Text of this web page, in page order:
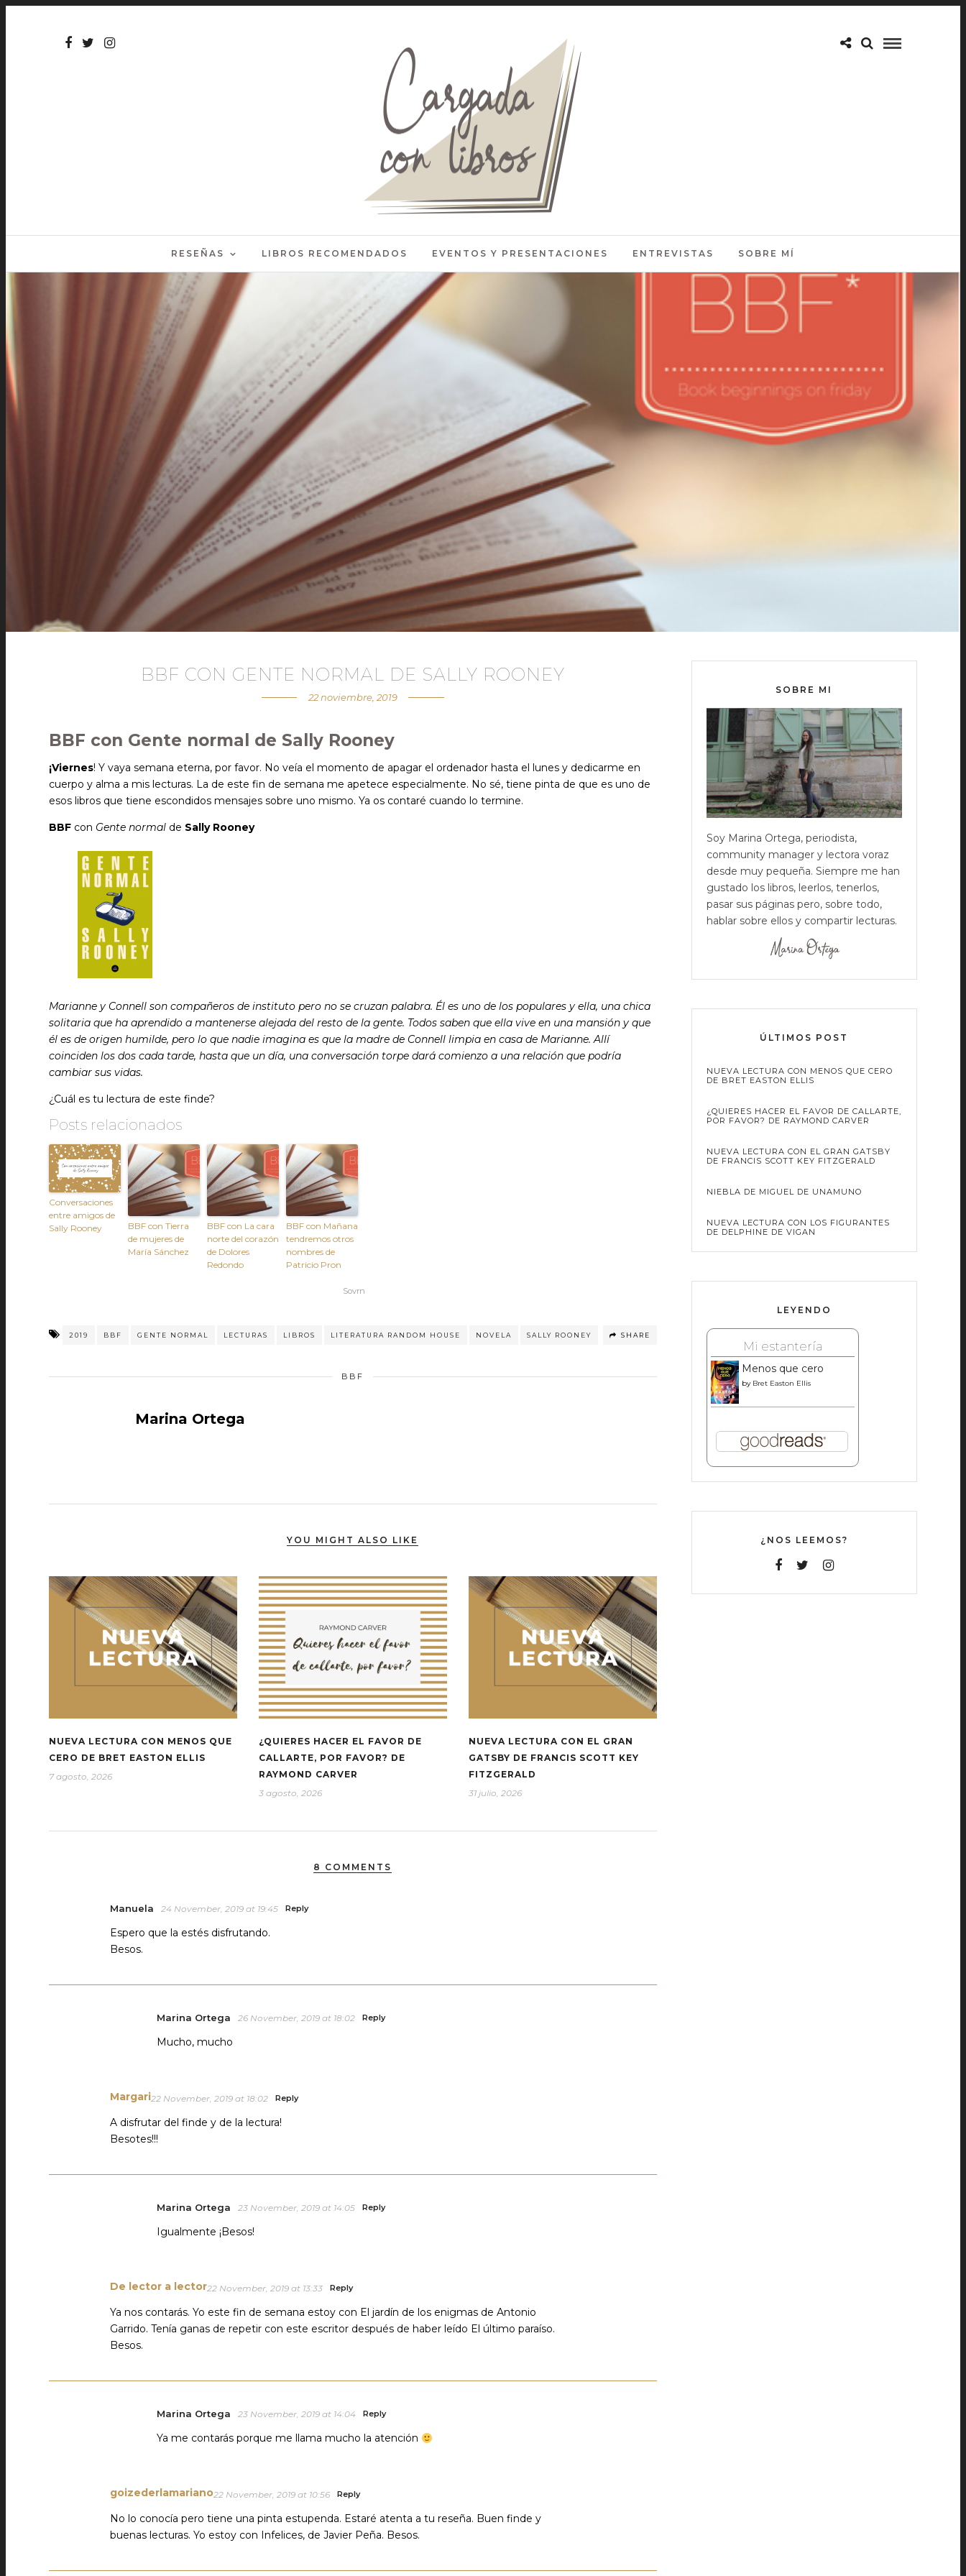
RESEÑAS LIBROS RECOMENDADOS EVENTOS Y PRESENTACIONES ENTREVISTAS SOBRE MÍ
BBF CON GENTE NORMAL DE SALLY ROONEY
22 noviembre, 2019
BBF con Gente normal de Sally Rooney
¡Viernes! Y vaya semana eterna, por favor. No veía el momento de apagar el ordenador hasta el lunes y dedicarme en
cuerpo y alma a mis lecturas. La de este fin de semana me apetece especialmente. No sé, tiene pinta de que es uno de
esos libros que tiene escondidos mensajes sobre uno mismo. Ya os contaré cuando lo termine.
BBF con Gente normal de Sally Rooney
Marianne y Connell son compañeros de instituto pero no se cruzan palabra. Él es uno de los populares y ella, una chica
solitaria que ha aprendido a mantenerse alejada del resto de la gente. Todos saben que ella vive en una mansión y que
él es de origen humilde, pero lo que nadie imagina es que la madre de Connell limpia en casa de Marianne. Allí
coinciden los dos cada tarde, hasta que un día, una conversación torpe dará comienzo a una relación que podría
cambiar sus vidas.
¿Cuál es tu lectura de este finde?
Posts relacionados
Conversaciones
entre amigos de
Sally Rooney
BBF con Tierra
de mujeres de
María Sánchez
BBF con La cara
norte del corazón
de Dolores
Redondo
BBF con Mañana
tendremos otros
nombres de
Patricio Pron
Sovrn
2019 BBF GENTE NORMAL LECTURAS LIBROS LITERATURA RANDOM HOUSE NOVELA SALLY ROONEY SHARE
BBF
Marina Ortega
YOU MIGHT ALSO LIKE
NUEVA LECTURA CON MENOS QUE
CERO DE BRET EASTON ELLIS
7 agosto, 2026
¿QUIERES HACER EL FAVOR DE
CALLARTE, POR FAVOR? DE
RAYMOND CARVER
3 agosto, 2026
NUEVA LECTURA CON EL GRAN
GATSBY DE FRANCIS SCOTT KEY
FITZGERALD
31 julio, 2026
8 COMMENTS
Manuela 24 November, 2019 at 19:45 Reply
Espero que la estés disfrutando.
Besos.
Marina Ortega 26 November, 2019 at 18:02 Reply
Mucho, mucho
Margari22 November, 2019 at 18:02 Reply
A disfrutar del finde y de la lectura!
Besotes!!!
Marina Ortega 23 November, 2019 at 14:05 Reply
Igualmente ¡Besos!
De lector a lector22 November, 2019 at 13:33 Reply
Ya nos contarás. Yo este fin de semana estoy con El jardín de los enigmas de Antonio
Garrido. Tenía ganas de repetir con este escritor después de haber leído El último paraíso.
Besos.
Marina Ortega 23 November, 2019 at 14:04 Reply
Ya me contarás porque me llama mucho la atención
goizederlamariano22 November, 2019 at 10:56 Reply
No lo conocía pero tiene una pinta estupenda. Estaré atenta a tu reseña. Buen finde y
buenas lecturas. Yo estoy con Infelices, de Javier Peña. Besos.
SOBRE MI
Soy Marina Ortega, periodista,
community manager y lectora voraz
desde muy pequeña. Siempre me han
gustado los libros, leerlos, tenerlos,
pasar sus páginas pero, sobre todo,
hablar sobre ellos y compartir lecturas.
ÚLTIMOS POST
NUEVA LECTURA CON MENOS QUE CERO
DE BRET EASTON ELLIS
¿QUIERES HACER EL FAVOR DE CALLARTE,
POR FAVOR? DE RAYMOND CARVER
NUEVA LECTURA CON EL GRAN GATSBY
DE FRANCIS SCOTT KEY FITZGERALD
NIEBLA DE MIGUEL DE UNAMUNO
NUEVA LECTURA CON LOS FIGURANTES
DE DELPHINE DE VIGAN
LEYENDO
Mi estantería
Menos que cero
by Bret Easton Ellis
¿NOS LEEMOS?